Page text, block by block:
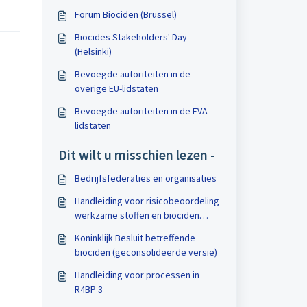
Forum Biociden (Brussel)
Biocides Stakeholders' Day
(Helsinki)
Bevoegde autoriteiten in de
overige EU-lidstaten
Bevoegde autoriteiten in de EVA-
lidstaten
Dit wilt u misschien lezen -
Bedrijfsfederaties en organisaties
Handleiding voor risicobeoordeling
werkzame stoffen en biociden
Koninklijk Besluit betreffende
biociden (geconsolideerde versie)
Handleiding voor processen in
R4BP 3